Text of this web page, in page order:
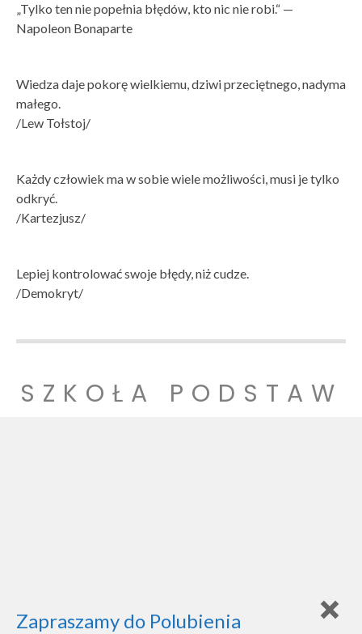
„Tylko ten nie popełnia błędów, kto nic nie robi.“ —
Napoleon Bonaparte
Wiedza daje pokorę wielkiemu, dziwi przeciętnego, nadyma
małego.
/Lew Tołstoj/
Każdy człowiek ma w sobie wiele możliwości, musi je tylko
odkryć.
/Kartezjusz/
Lepiej kontrolować swoje błędy, niż cudze.
/Demokryt/
SZKOŁA PODSTAW
Zapraszamy do Polubienia